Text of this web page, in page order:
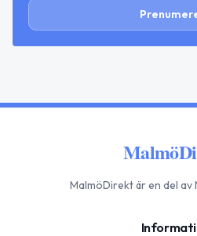
MalmöDirektär en del av